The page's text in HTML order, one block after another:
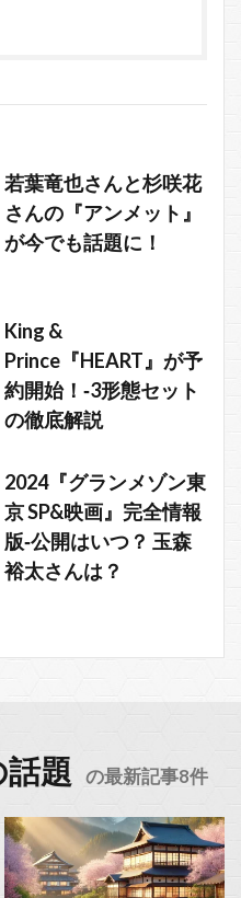
若葉竜也さんと杉咲花
さんの『アンメット』
が今でも話題に！
King &
Prince『HEART』が予
約開始！‐3形態セット
の徹底解説
2024『グランメゾン東
京 SP&映画』完全情報
版‐公開はいつ？ 玉森
裕太さんは？
話題 の最新記事8件